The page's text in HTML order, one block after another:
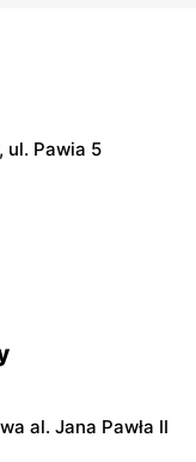
ul. Pawia 5
al. Jana Pawła II